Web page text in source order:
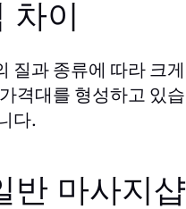
이
질과 종류에 따라 크
격대를 형성하고 있
다.
반 마사지